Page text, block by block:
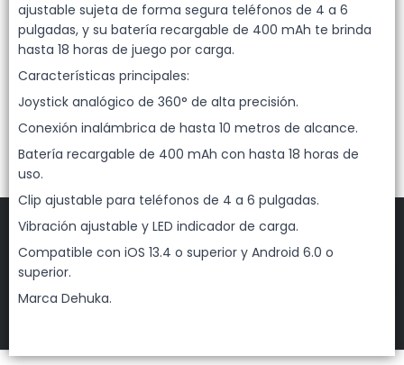
ajustable sujeta de forma segura teléfonos de 4 a 6
pulgadas, y su batería recargable de 400 mAh te brinda
hasta 18 horas de juego por carga.
Características principales:
Joystick analógico de 360° de alta precisión.
Conexión inalámbrica de hasta 10 metros de alcance.
Batería recargable de 400 mAh con hasta 18 horas de
uso.
Clip ajustable para teléfonos de 4 a 6 pulgadas.
Vibración ajustable y LED indicador de carga.
Compatible con iOS 13.4 o superior y Android 6.0 o
superior.
Marca Dehuka.